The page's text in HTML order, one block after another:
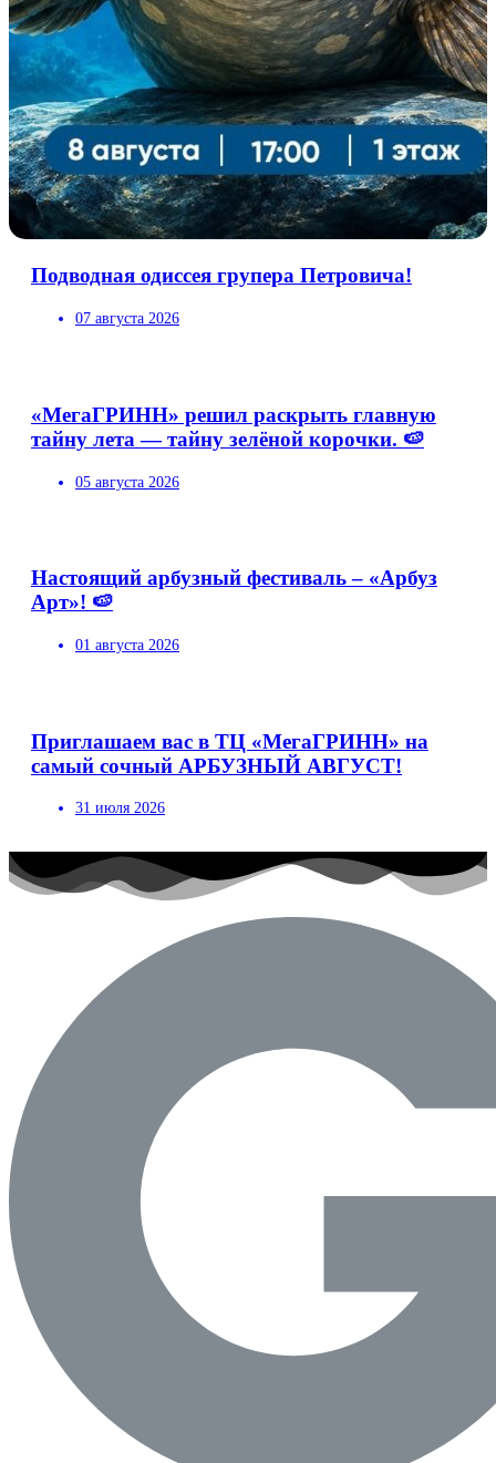
Подводная одиссея групера Петровича!
07 августа 2026
«МегаГРИНН» решил раскрыть главную
тайну лета — тайну зелёной корочки. 🍉
05 августа 2026
Настоящий арбузный фестиваль – «Арбуз
Арт»! 🍉
01 августа 2026
Приглашаем вас в ТЦ «МегаГРИНН» на
самый сочный АРБУЗНЫЙ АВГУСТ!
31 июля 2026